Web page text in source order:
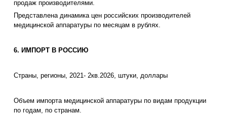
продаж производителями.
Представлена динамика цен российских производителей
медицинской аппаратуры по месяцам в рублях.
6. ИМПОРТ В РОССИЮ
Страны, регионы, 2021- 2кв.2026, штуки, доллары
Объем импорта медицинской аппаратуры по видам продукции
по годам, по странам.